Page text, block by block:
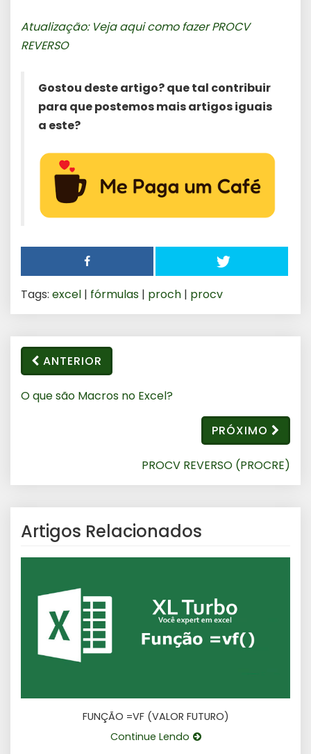
Atualização: Veja aqui como fazer PROCV
REVERSO
Gostou deste artigo? que tal contribuir
para que postemos mais artigos iguais
a este?
Tags: excel | fórmulas | proch | procv
ANTERIOR
O que são Macros no Excel?
PRÓXIMO
PROCV REVERSO (PROCRE)
Artigos Relacionados
FUNÇÃO =VF (VALOR FUTURO)
Continue Lendo